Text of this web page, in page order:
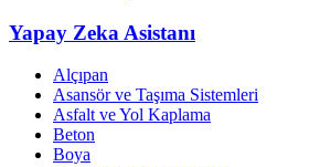
Yapay Zeka Asistanı
Alçıpan
Asansör ve Taşıma Sistemleri
Asfalt ve Yol Kaplama
Beton
Boya